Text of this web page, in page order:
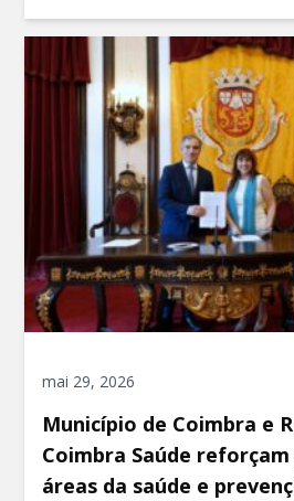
mai 29, 2026
Município de Coimbra e
Coimbra Saúde
áreas da saúde e